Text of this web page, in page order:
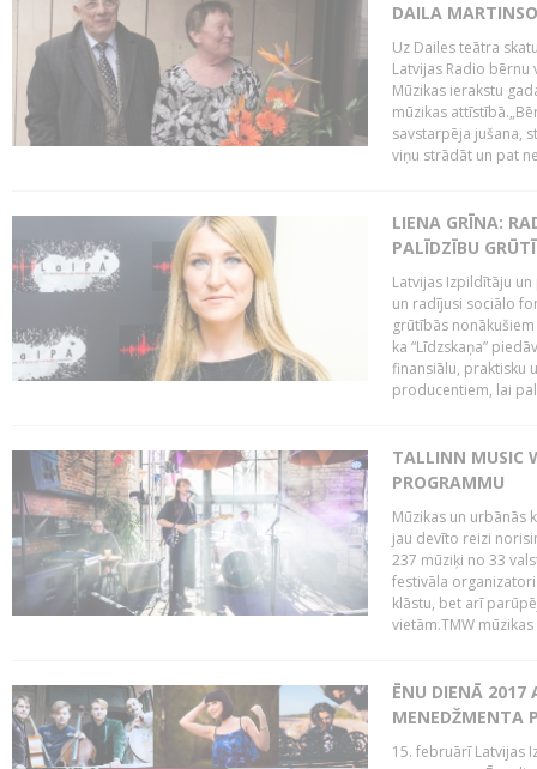
DAILA
Uz Dailes teātra
Latvijas Radio
Mūzikas ierakstu
mūzikas
savstarpēja jušana,
viņu strādāt un pat
LIENA GRĪNA:
PALĪDZĪBU
Latvijas Izpildītāju
un radījusi sociālo
grūtībās
ka “Līdzskaņa”
finansiālu, praktisku
producentiem, lai
TALLINN MUSIC
PROGRAMMU
Mūzikas un urbānās
jau devīto reizi
237 mūziķi no 33
festivāla
klāstu, bet arī
vietām.TMW
ĒNU DIENĀ 2017
MENEDŽMENTA
15. februārī Latvijas